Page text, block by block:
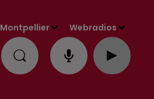
Montpellier Webradios